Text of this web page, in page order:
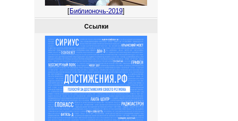
[Библионочь-2019]
Ссылки